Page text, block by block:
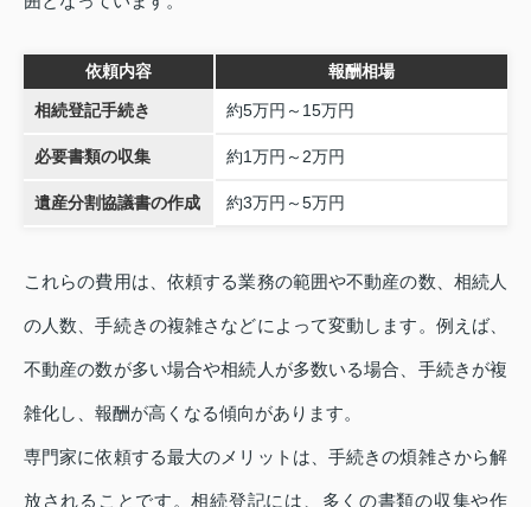
依頼内容 報酬相場
相続登記手続き 約5万円～15万円
必要書類の収集 約1万円～2万円
遺産分割協議書の作成 約3万円～5万円
これらの費用は、依頼する業務の範囲や不動産の数、相続人
の人数、手続きの複雑さなどによって変動します。例えば、
不動産の数が多い場合や相続人が多数いる場合、手続きが複
雑化し、報酬が高くなる傾向があります。
専門家に依頼する最大のメリットは、手続きの煩雑さから解
放されることです。相続登記には、多くの書類の収集や作